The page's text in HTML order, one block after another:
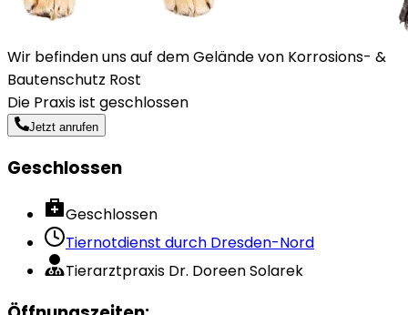
Wir befinden uns auf dem Gelände von Korrosions- &
Bautenschutz Rost
Die Praxis ist geschlossen
Jetzt anrufen
Geschlossen
Geschlossen
Tiernotdienst durch Dresden-Nord
Tierarztpraxis Dr. Doreen Solarek